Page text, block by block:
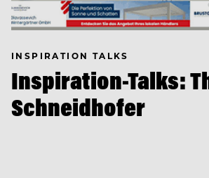
INSPIRATION TALKS
Inspiration-Talks:
Schneidhofer